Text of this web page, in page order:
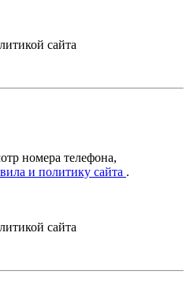
сайта
номера телефона,
и политику сайта .
сайта